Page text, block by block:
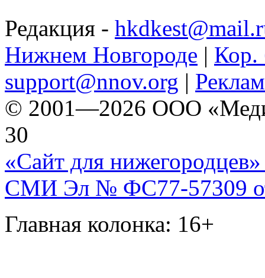
Редакция -
Нижнем Новгороде | Кор.
support@nnov.org |
© 2001—2026 ООО
30
«Сайт для нижегородцев»
СМИ Эл № ФС77-57309
Главная колонка: 16+